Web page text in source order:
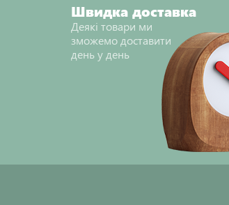
Швидка доставка
Деякі товари ми
зможемо доставити
день у день